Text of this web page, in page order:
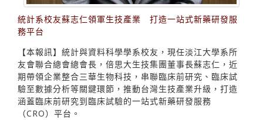
統計系校友蘇志仁領軍生技產業 打造一站式新藥研發服
務平台
【本報訊】統計與資料科學學系校友，現任淡江大學系所
友會聯合總會總會長，倍思大生技集團董事長蘇志仁，近
期帶領企業整合三華生物科技，串聯臨床前研究、臨床試
驗至數據分析等關鍵環節，推動台灣生技產業升級，打造
涵蓋臨床前研究到臨床試驗的一站式新藥研發服務
（CRO）平台。